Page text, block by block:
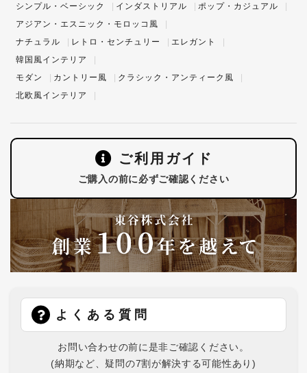
シンプル・ベーシック インダストリアル
ポップ・カジュアル
アジアン・エスニック・モロッコ風
ナチュラル
レトロ・センチュリー
エレガント
韓国風インテリア
モダン
カントリー風
クラシック・アンティーク風
北欧風インテリア
ご利用ガイド
ご購入の前に必ずご確認ください
よくある質問
お問い合わせの前に是非ご確認ください。
(納期など、疑問の7割が解決する可能性あり)